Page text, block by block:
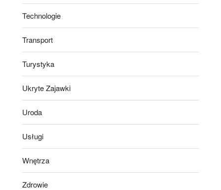
Technologie
Transport
Turystyka
Ukryte Zajawki
Uroda
Usługi
Wnętrza
Zdrowie